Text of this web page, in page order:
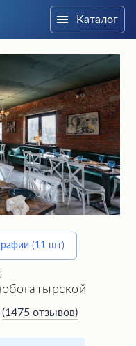
Каталог
(11 шт)
(1475 отзывов)